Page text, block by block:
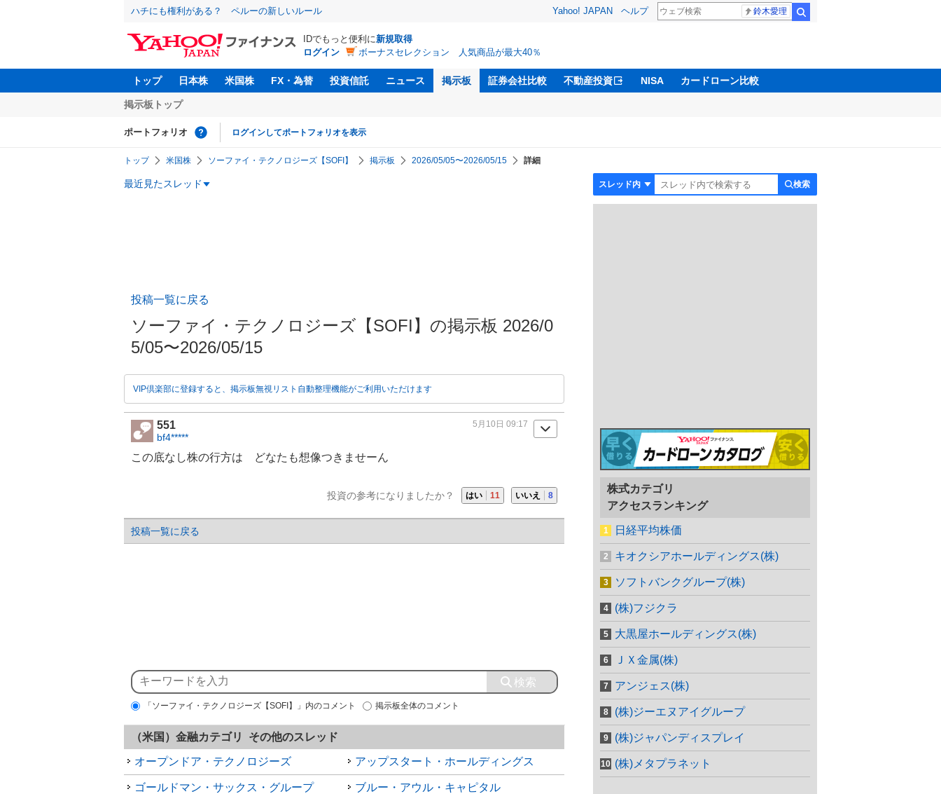
ハチにも権利がある？ ペルーの新しいルール Yahoo! JAPAN ヘルプ 鈴木愛理
IDでもっと便利に新規取得
ログイン
ボーナスセレクション 人気商品が最大40％
トップ 日本株 米国株 FX・為替 投資信託 ニュース 掲示板 証券会社比較 不動産投資 NISA カードローン比較
掲示板トップ
ポートフォリオ ログインしてポートフォリオを表示
トップ 米国株 ソーファイ・テクノロジーズ【SOFI】 掲示板 2026/05/05〜2026/05/15 詳細
最近見たスレッド 検索
投稿一覧に戻る
ソーファイ・テクノロジーズ【SOFI】の掲示板 2026/0
5/05〜2026/05/15
VIP倶楽部に登録すると、掲示板無視リスト自動整理機能がご利用いただけます
551
bf4*****
5月10日 09:17
この底なし株の行方は どなたも想像つきませーん
投資の参考になりましたか？ はい 11 いいえ 8
投稿一覧に戻る
「ソーファイ・テクノロジーズ【SOFI】」内のコメント 掲示板全体のコメント
（米国）金融カテゴリ その他のスレッド
オープンドア・テクノロジーズ アップスタート・ホールディングス
ゴールドマン・サックス・グループ ブルー・アウル・キャピタル
株式カテゴリ
アクセスランキング
日経平均株価
キオクシアホールディングス(株)
ソフトバンクグループ(株)
(株)フジクラ
大黒屋ホールディングス(株)
ＪＸ金属(株)
アンジェス(株)
(株)ジーエヌアイグループ
(株)ジャパンディスプレイ
(株)メタプラネット